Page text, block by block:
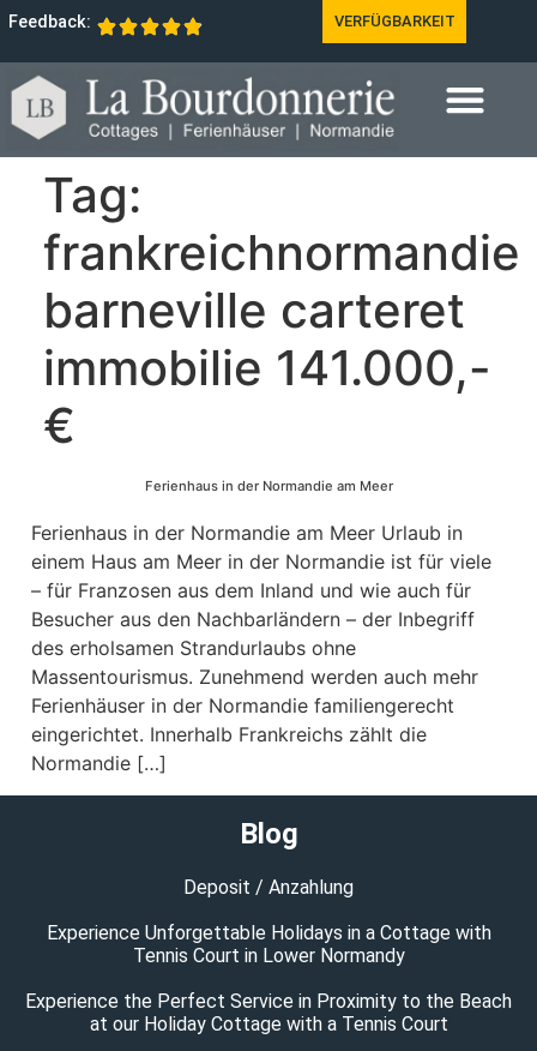
Feedback: VERFÜGBARKEIT
Tag:
frankreichnormandie
barneville carteret
immobilie 141.000,-
€
Ferienhaus in der Normandie am Meer
Ferienhaus in der Normandie am Meer Urlaub in
einem Haus am Meer in der Normandie ist für viele
– für Franzosen aus dem Inland und wie auch für
Besucher aus den Nachbarländern – der Inbegriff
des erholsamen Strandurlaubs ohne
Massentourismus. Zunehmend werden auch mehr
Ferienhäuser in der Normandie familiengerecht
eingerichtet. Innerhalb Frankreichs zählt die
Normandie […]
Blog
Deposit / Anzahlung
Experience Unforgettable Holidays in a Cottage with
Tennis Court in Lower Normandy
Experience the Perfect Service in Proximity to the Beach
at our Holiday Cottage with a Tennis Court